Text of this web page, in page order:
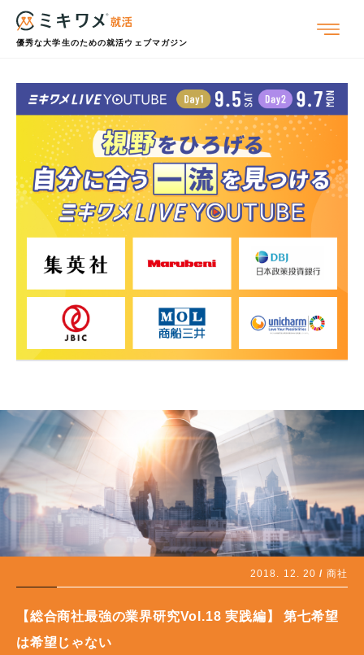
優秀な大学生のための就活ウェブマガジン
2018. 12. 20 商社
【総合商社最強の業界研究Vol.18 実践編】 第七希望
は希望じゃない